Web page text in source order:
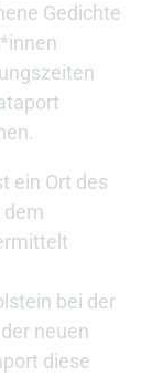
Gedichte
ein Ort des
dem
bei der
neuen
diese